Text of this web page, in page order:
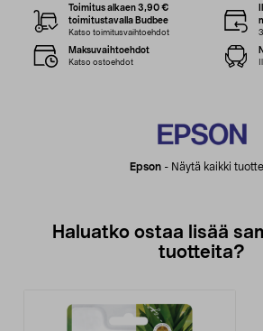
Epson - Näytä kaikki
Toimitus alkaen 3,90 €
toimitustavalla Budbee
Katso toimitusvaihtoehdot
Maksuvaihtoehdot
Katso ostoehdot
Haluatko ostaa lisää
tuotteita?